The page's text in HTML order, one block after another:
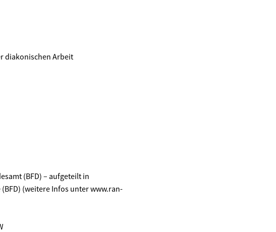
diakonischen Arbeit
(BFD) – aufgeteilt in
(weitere Infos unter www.ran-